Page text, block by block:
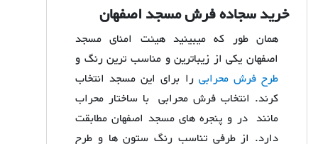
خرید سجاده فرش مسجد اصفهان
همان طور که میبینید هیئت امنای مسجد
اصفهان یکی از زیباترین و مناسب ترین رنگ و
طرح فرش محرابی را برای این مسجد انتخاب
کرند. انتخاب فرش محرابی با ساختار محراب
مانند در و پنجره های مسجد اصفهان مطابقت
دارد. از طرفی تناسب رنگ ستون ها و طرح